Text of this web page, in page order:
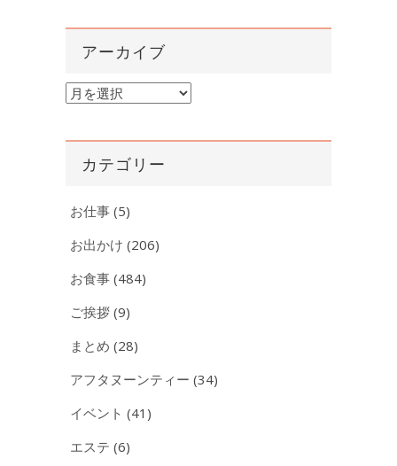
アーカイブ
ア
カ
カテゴリー
お仕事 (5)
お出かけ (206)
お食事 (484)
ご挨拶 (9)
まとめ (28)
アフタヌーンティー (34)
イベント (41)
エステ (6)